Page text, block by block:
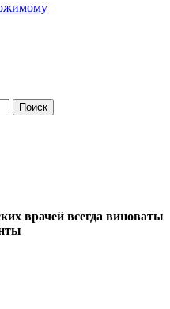
врачей всегда виноваты